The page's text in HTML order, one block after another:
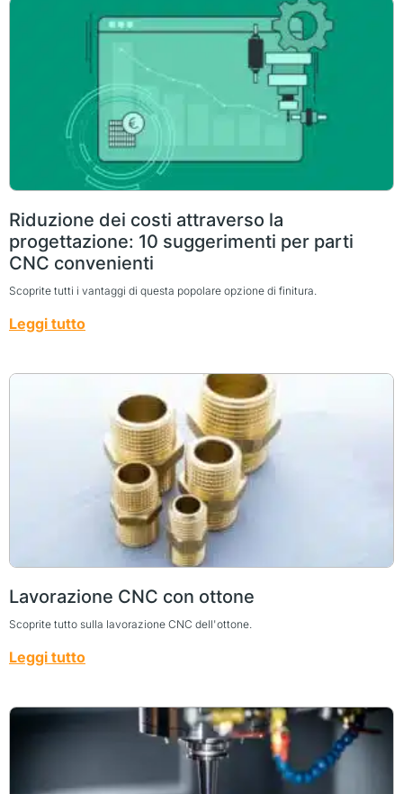
Riduzione dei costi attraverso la
progettazione: 10 suggerimenti per parti
CNC convenienti
Scoprite tutti i vantaggi di questa popolare opzione di finitura.
Leggi tutto
Lavorazione CNC con ottone
Scoprite tutto sulla lavorazione CNC dell'ottone.
Leggi tutto